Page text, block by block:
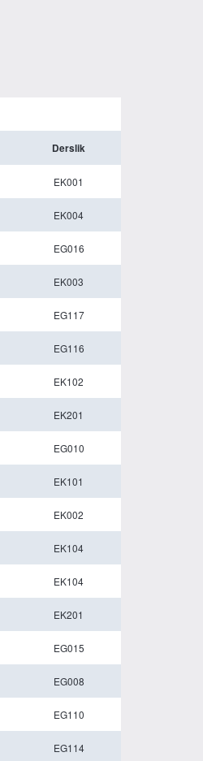
Derslik
EK001
EK004
EG016
EK003
EG117
EG116
EK102
EK201
EG010
EK101
EK002
EK104
EK104
EK201
EG015
EG008
EG110
EG114